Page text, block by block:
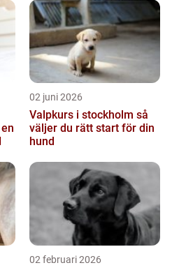
02 juni 2026
Valpkurs i stockholm så
väljer du rätt start för din
hund
02 februari 2026